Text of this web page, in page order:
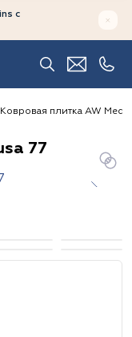
с
Ковровая плитка AW
77